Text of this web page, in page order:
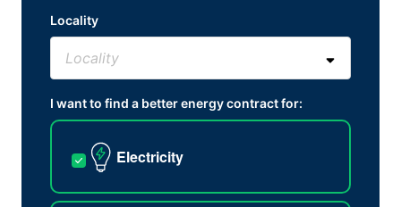
Locality
I want to find a better energy contract for:
Electricity